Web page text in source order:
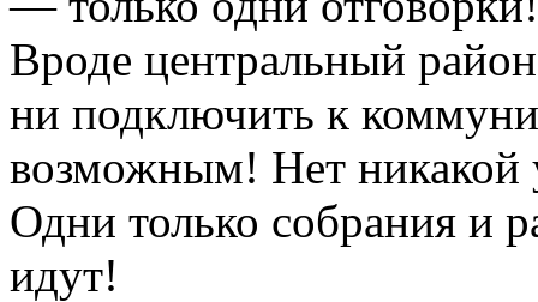
Вроде центральный
ни подключить к
возможным! Нет никакой
Одни только собрания и
идут!